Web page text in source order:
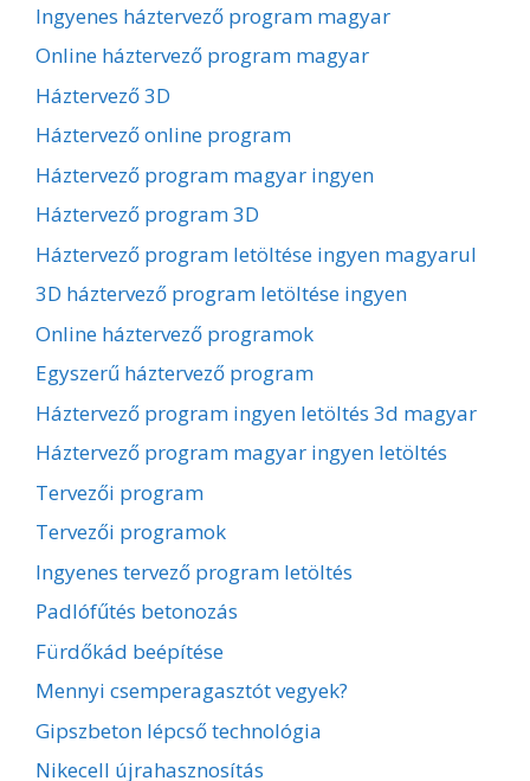
Ingyenes háztervező program magyar
Online háztervező program magyar
Háztervező 3D
Háztervező online program
Háztervező program magyar ingyen
Háztervező program 3D
Háztervező program letöltése ingyen magyarul
3D háztervező program letöltése ingyen
Online háztervező programok
Egyszerű háztervező program
Háztervező program ingyen letöltés 3d magyar
Háztervező program magyar ingyen letöltés
Tervezői program
Tervezői programok
Ingyenes tervező program letöltés
Padlófűtés betonozás
Fürdőkád beépítése
Mennyi csemperagasztót vegyek?
Gipszbeton lépcső technológia
Nikecell újrahasznosítás